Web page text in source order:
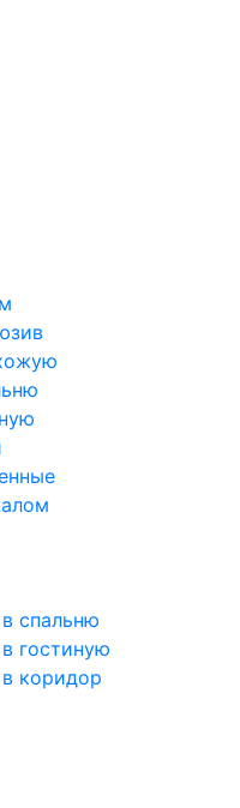
спальню
гостиную
коридор